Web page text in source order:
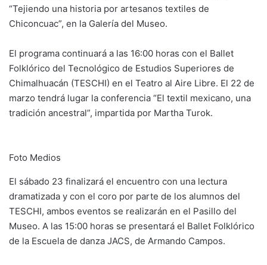
“Tejiendo una historia por artesanos textiles de
Chiconcuac”, en la Galería del Museo.
El programa continuará a las 16:00 horas con el Ballet
Folklórico del Tecnológico de Estudios Superiores de
Chimalhuacán (TESCHI) en el Teatro al Aire Libre. El 22 de
marzo tendrá lugar la conferencia “El textil mexicano, una
tradición ancestral”, impartida por Martha Turok.
Foto Medios
El sábado 23 finalizará el encuentro con una lectura
dramatizada y con el coro por parte de los alumnos del
TESCHI, ambos eventos se realizarán en el Pasillo del
Museo. A las 15:00 horas se presentará el Ballet Folklórico
de la Escuela de danza JACS, de Armando Campos.